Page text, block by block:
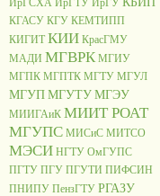
ИрГСХА ИрГТУ ИрГУ
КГАСУ КГУ КЕМТИПП
КИГИТ КИИ КрасГМУ
МАДИ МГВРК МГИУ
МГПК МГПТК МГТУ МГУЛ
МГУПМГУТУМГЭУ
МИИГАиК МИИТ РОАТ
МГУПС МИСиС МИТСО
МЭСИ НГТУ ОмГУПС
ПГТУ ПГУ ПГУТИ ПИФСИН
ПНИПУ ПензГТУ РГАЗУ